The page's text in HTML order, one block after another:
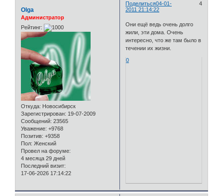
Поделиться 4
04-01-
2011 21:14:22
Olga
Администратор
Рейтинг:
Откуда: Новосибирск
Зарегистрирован: 19-07-2009
Сообщений: 23565
Уважение: +9768
Позитив: +9358
Пол: Женский
Провел на форуме:
4 месяца 29 дней
Последний визит:
17-06-2026 17:14:22
Они ещё ведь очень долго
жили, эти дома. Очень
интересно, что же там было в
течении их жизни.
0